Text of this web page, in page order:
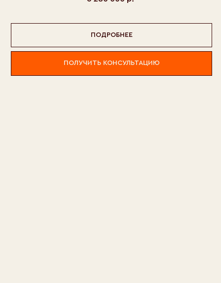
ПОДРОБНЕЕ
ПОЛУЧИТЬ КОНСУЛЬТАЦИЮ
Стоимость готовых комплектов каркасов не является
Юридический адрес: 610002, Кировская область,
ИНН 4345136176
КПП 434501001